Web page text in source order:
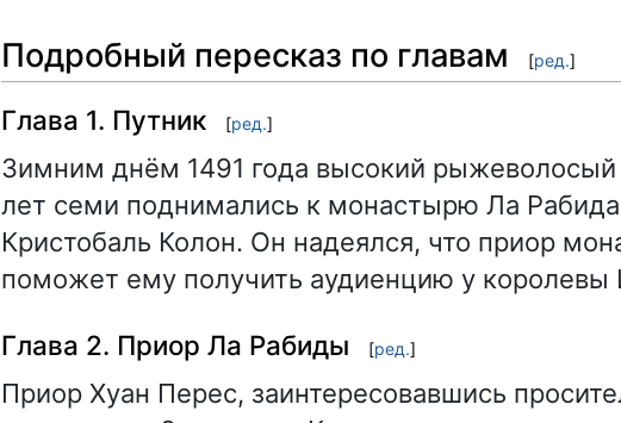
Подробный пересказ по главам [ред.]
Глава 1. Путник [ред.]
Зимним днём 1491 года высокий
лет семи поднимались к монастырю Ла
Кристобаль Колон. Он надеялся, что приор
поможет ему получить аудиенцию у королевы
Глава 2. Приор Ла Рабиды [ред.]
Приор Хуан Перес, заинтересовавшись